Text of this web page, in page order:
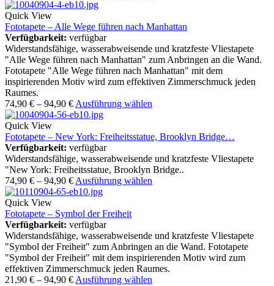
Quick View
Fototapete – Alle Wege führen nach Manhattan
Verfügbarkeit: verfügbar
Widerstandsfähige, wasserabweisende und kratzfeste Vliestapete
"Alle Wege führen nach Manhattan" zum Anbringen an die Wand.
Fototapete "Alle Wege führen nach Manhattan" mit dem
inspirierenden Motiv wird zum effektiven Zimmerschmuck jeden
Raumes.
74,90 € – 94,90 € Ausführung wählen
Quick View
Fototapete – New York: Freiheitsstatue, Brooklyn Bridge…
Verfügbarkeit: verfügbar
Widerstandsfähige, wasserabweisende und kratzfeste Vliestapete
"New York: Freiheitsstatue, Brooklyn Bridge..
74,90 € – 94,90 € Ausführung wählen
Quick View
Fototapete – Symbol der Freiheit
Verfügbarkeit: verfügbar
Widerstandsfähige, wasserabweisende und kratzfeste Vliestapete
"Symbol der Freiheit" zum Anbringen an die Wand. Fototapete
"Symbol der Freiheit" mit dem inspirierenden Motiv wird zum
effektiven Zimmerschmuck jeden Raumes.
21,90 € – 94,90 € Ausführung wählen